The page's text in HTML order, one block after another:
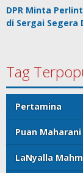
DPR Minta
di Sergai Segera
Tag
Pertamina
Puan Maharani
LaNyalla